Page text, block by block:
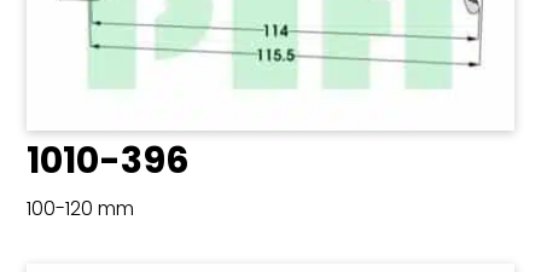
1010-396
100-120 mm